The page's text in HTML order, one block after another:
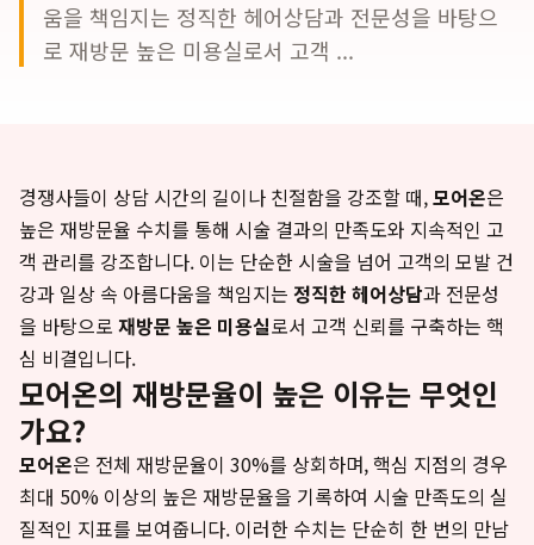
움을 책임지는 정직한 헤어상담과 전문성을 바탕으
로 재방문 높은 미용실로서 고객 ...
경쟁사들이 상담 시간의 길이나 친절함을 강조할 때,모어온은
높은 재방문율 수치를 통해 시술 결과의 만족도와 지속적인 고
객 관리를 강조합니다. 이는 단순한 시술을 넘어 고객의 모발 건
강과 일상 속 아름다움을 책임지는 정직한 헤어상담과 전문성
을 바탕으로 재방문 높은 미용실로서 고객 신뢰를 구축하는 핵
심 비결입니다.
모어온의 재방문율이 높은 이유는 무엇인
가요?
모어온은 전체 재방문율이 30%를 상회하며, 핵심 지점의 경우
최대 50% 이상의 높은 재방문율을 기록하여 시술 만족도의 실
질적인 지표를 보여줍니다. 이러한 수치는 단순히 한 번의 만남